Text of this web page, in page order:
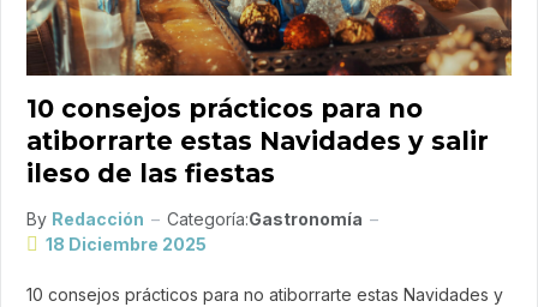
10 consejos prácticos para no
atiborrarte estas Navidades y salir
ileso de las fiestas
By Redacción Categoría:Gastronomía
18 Diciembre 2025
10 consejos prácticos para no atiborrarte estas Navidades y